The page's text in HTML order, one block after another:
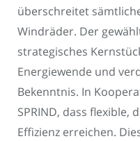
überschreitet
Windräder. Der
strategisches
Energiewende und
Bekenntnis. In
SPRIND, dass flexible,
Effizienz erreichen.